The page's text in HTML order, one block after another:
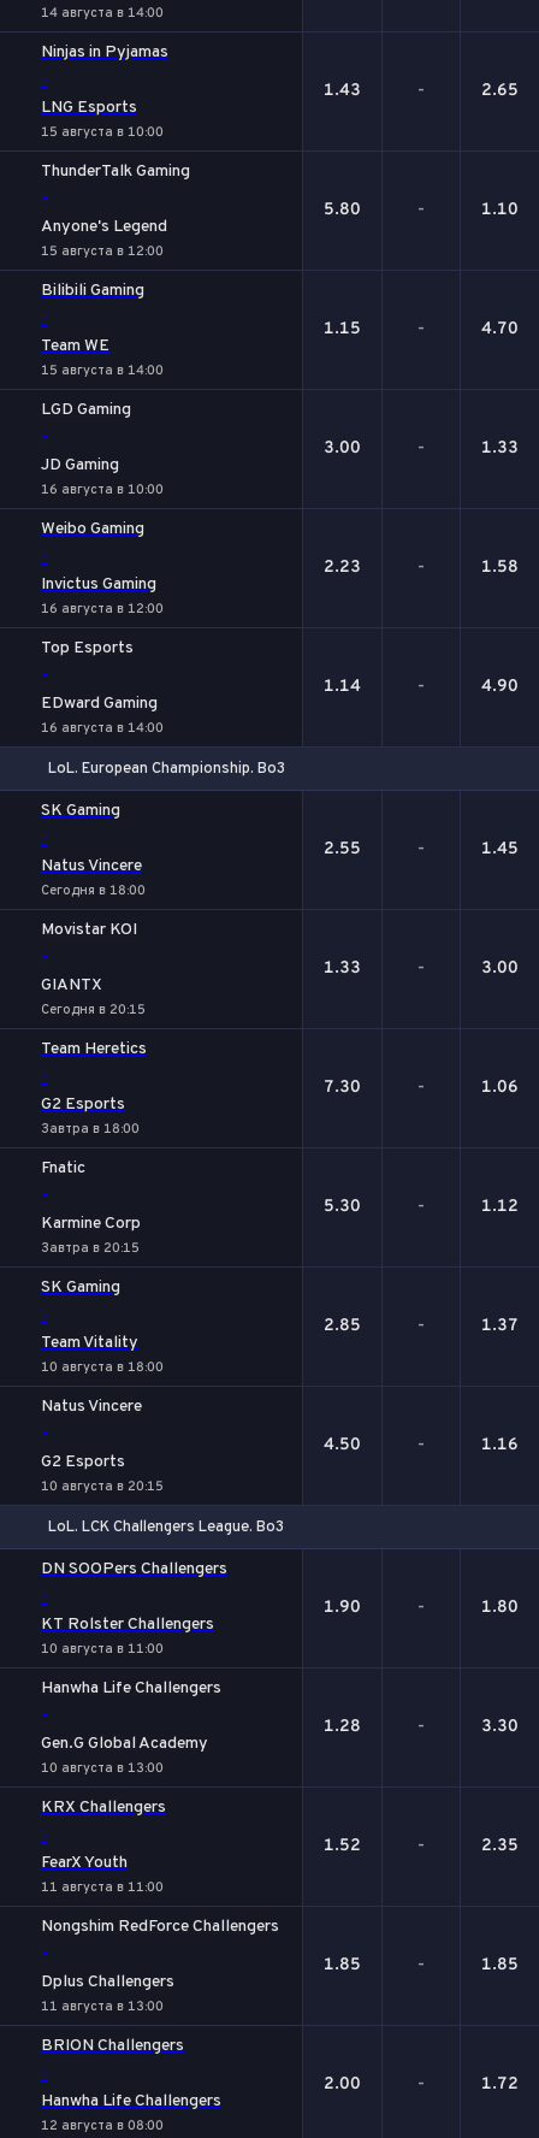
14 августа в 14:00
Ninjas in Pyjamas
-
LNG Esports
15 августа в 10:00
1.43 - 2.65
ThunderTalk Gaming
-
Anyone's Legend
15 августа в 12:00
5.80 - 1.10
Bilibili Gaming
-
Team WE
15 августа в 14:00
1.15 - 4.70
LGD Gaming
-
JD Gaming
16 августа в 10:00
3.00 - 1.33
Weibo Gaming
-
Invictus Gaming
16 августа в 12:00
2.23 - 1.58
Top Esports
-
EDward Gaming
16 августа в 14:00
1.14 - 4.90
LoL. European Championship. Bo3
SK Gaming
-
Natus Vincere
Сегодня в 18:00
2.55 - 1.45
Movistar KOI
-
GIANTX
Сегодня в 20:15
1.33 - 3.00
Team Heretics
-
G2 Esports
Завтра в 18:00
7.30 - 1.06
Fnatic
-
Karmine Corp
Завтра в 20:15
5.30 - 1.12
SK Gaming
-
Team Vitality
10 августа в 18:00
2.85 - 1.37
Natus Vincere
-
G2 Esports
10 августа в 20:15
4.50 - 1.16
LoL. LCK Challengers League. Bo3
DN SOOPers Challengers
-
KT Rolster Challengers
10 августа в 11:00
1.90 - 1.80
Hanwha Life Challengers
-
Gen.G Global Academy
10 августа в 13:00
1.28 - 3.30
KRX Challengers
-
FearX Youth
11 августа в 11:00
1.52 - 2.35
Nongshim RedForce Challengers
-
Dplus Challengers
11 августа в 13:00
1.85 - 1.85
BRION Challengers
-
Hanwha Life Challengers
12 августа в 08:00
2.00 - 1.72